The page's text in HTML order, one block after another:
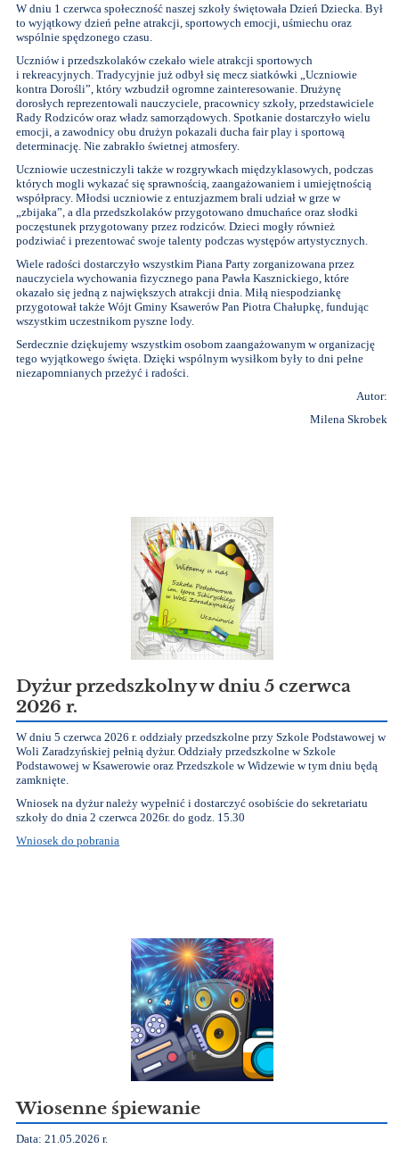
W dniu 1 czerwca społeczność naszej szkoły świętowała Dzień Dziecka. Był
to wyjątkowy dzień pełne atrakcji, sportowych emocji, uśmiechu oraz
wspólnie spędzonego czasu.
Uczniów i przedszkolaków czekało wiele atrakcji sportowych
i rekreacyjnych. Tradycyjnie już odbył się mecz siatkówki „Uczniowie
kontra Dorośli”, który wzbudził ogromne zainteresowanie. Drużynę
dorosłych reprezentowali nauczyciele, pracownicy szkoły, przedstawiciele
Rady Rodziców oraz władz samorządowych. Spotkanie dostarczyło wielu
emocji, a zawodnicy obu drużyn pokazali ducha fair play i sportową
determinację. Nie zabrakło świetnej atmosfery.
Uczniowie uczestniczyli także w rozgrywkach międzyklasowych, podczas
których mogli wykazać się sprawnością, zaangażowaniem i umiejętnością
współpracy. Młodsi uczniowie z entuzjazmem brali udział w grze w
„zbijaka”, a dla przedszkolaków przygotowano dmuchańce oraz słodki
poczęstunek przygotowany przez rodziców. Dzieci mogły również
podziwiać i prezentować swoje talenty podczas występów artystycznych.
Wiele radości dostarczyło wszystkim Piana Party zorganizowana przez
nauczyciela wychowania fizycznego pana Pawła Kasznickiego, które
okazało się jedną z największych atrakcji dnia. Miłą niespodziankę
przygotował także Wójt Gminy Ksawerów Pan Piotra Chałupkę, fundując
wszystkim uczestnikom pyszne lody.
Serdecznie dziękujemy wszystkim osobom zaangażowanym w organizację
tego wyjątkowego święta. Dzięki wspólnym wysiłkom były to dni pełne
niezapomnianych przeżyć i radości.
Autor:
Milena Skrobek
Dyżur przedszkolny w dniu 5 czerwca
2026 r.
W dniu 5 czerwca 2026 r. oddziały przedszkolne przy Szkole Podstawowej w
Woli Zaradzyńskiej pełnią dyżur. Oddziały przedszkolne w Szkole
Podstawowej w Ksawerowie oraz Przedszkole w Widzewie w tym dniu będą
zamknięte.
Wniosek na dyżur należy wypełnić i dostarczyć osobiście do sekretariatu
szkoły do dnia 2 czerwca 2026r. do godz. 15.30
Wniosek do pobrania
Wiosenne śpiewanie
Data: 21.05.2026 r.